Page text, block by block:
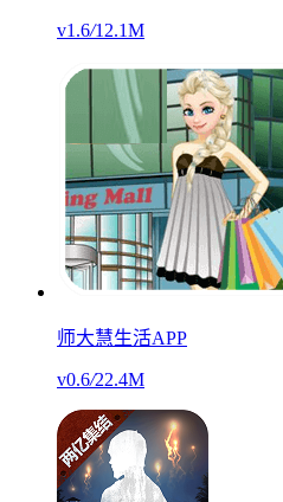
v1.6/12.1M
师大慧生活APP
v0.6/22.4M